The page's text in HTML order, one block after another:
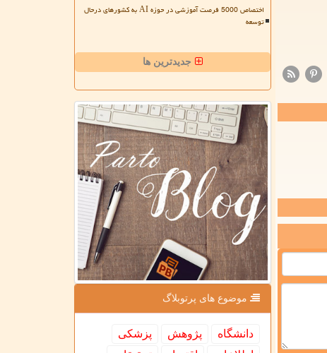
اختصاص 5000 فرصت آموزشی در حوزه AI به کشورهای درحال
توسعه
جدیدترین ها
موضوع های پرتوبلاگ
دانشگاه پژوهش
پزشكی